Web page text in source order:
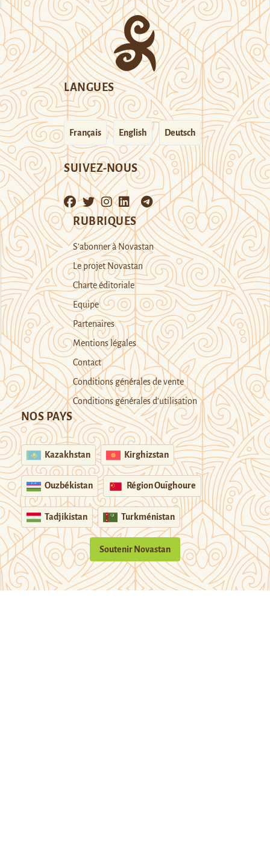
LANGUES
Français English Deutsch
SUIVEZ-NOUS
RUBRIQUES
S’abonner à Novastan
Le projet Novastan
Charte éditoriale
Equipe
Partenaires
Mentions légales
Contact
Conditions générales de vente
Conditions générales d’utilisation
NOS PAYS
Kazakhstan Kirghizstan
Ouzbékistan Région Ouïghoure
Tadjikistan Turkménistan
Soutenir Novastan